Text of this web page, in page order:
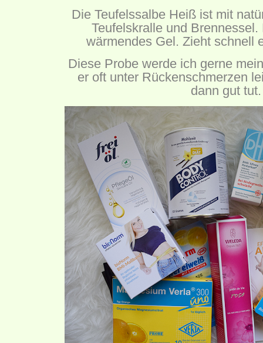
Die Teufelssalbe Heiß ist mit
Teufelskralle und
wärmendes Gel. Zieht schnell
Diese Probe werde ich gerne
er oft unter Rückenschmerzen
dann gut tut.